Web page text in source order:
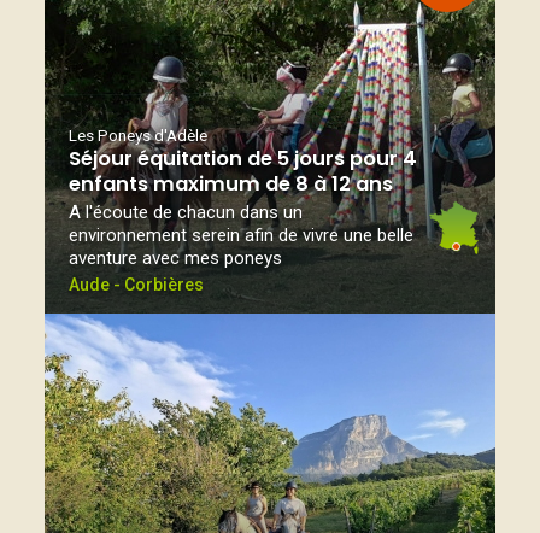
Les Poneys d'Adèle
Séjour équitation de 5 jours pour 4
enfants maximum de 8 à 12 ans
A l'écoute de chacun dans un
environnement serein afin de vivre une belle
aventure avec mes poneys
Aude - Corbières